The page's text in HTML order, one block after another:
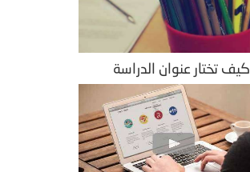
كيف تختار عنوان الدراسة